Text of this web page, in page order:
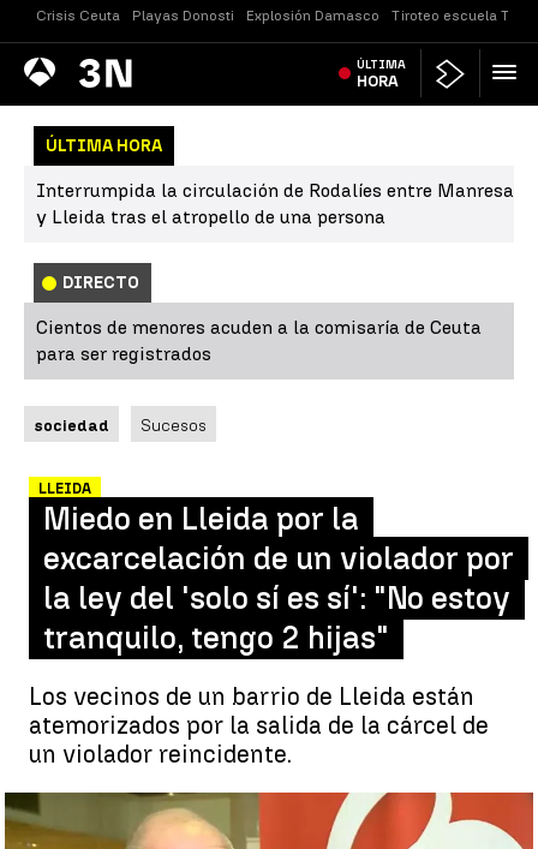
Crisis Ceuta Playas Donosti Explosión Damasco Tiroteo escuela
Antena
3 Noticias ÚLTIMA
HORA
ÚLTIMA HORA
Interrumpida la circulación de Rodalíes entre Manresa
y Lleida tras el atropello de una persona
DIRECTO
Cientos de menores acuden a la comisaría de Ceuta
para ser registrados
sociedad Sucesos
LLEIDA
Miedo en Lleida por la
excarcelación de un violador por
la ley del 'solo sí es sí': "No estoy
tranquilo, tengo 2 hijas"
Los vecinos de un barrio de Lleida están
atemorizados por la salida de la cárcel de
un violador reincidente.
Miedo en Lleida por la excarcelación de un violador por la ley del
'solo sí es sí': "Tengo dos hijas, no estoy tranquilo" |.